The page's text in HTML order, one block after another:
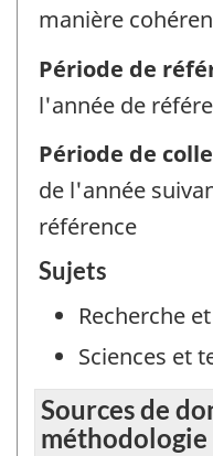
manière
Période de
l'année de
Période de
de l'année
référence
Sujets
Recherche
Sciences et
Sources de
méthodologie